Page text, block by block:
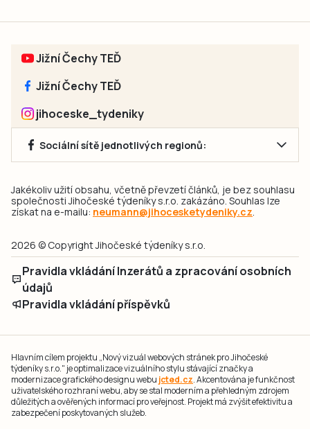
Jižní Čechy TEĎ
Jižní Čechy TEĎ
jihoceske_tydeniky
Sociální sítě jednotlivých regionů:
Jakékoliv užití obsahu, včetně převzetí článků, je bez souhlasu
společnosti Jihočeské týdeníky s.r.o. zakázáno. Souhlas lze
získat na e-mailu: neumann@jihocesketydeniky.cz.
2026 © Copyright Jihočeské týdeníky s.r.o.
Pravidla vkládání Inzerátů a zpracování osobních
údajů
Pravidla vkládání příspěvků
Hlavním cílem projektu „Nový vizuál webových stránek pro Jihočeské
týdeníky s.r.o." je optimalizace vizuálního stylu stávající značky a
modernizace grafického designu webu jcted.cz. Akcentována je funkčnost
uživatelského rozhraní webu, aby se stal moderním a přehledným zdrojem
důležitých a ověřených informací pro veřejnost. Projekt má zvýšit efektivitu a
zabezpečení poskytovaných služeb.